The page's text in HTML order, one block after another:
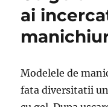
ai
Modelele de
fata diversitatii